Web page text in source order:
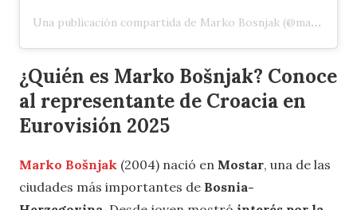
Una publicación compartida de Marko Bosnjak (@markobosnjaak)
¿Quién es Marko Bošnjak? Conoce
al representante de Croacia en
Eurovisión 2025
Marko Bošnjak (2004) nació en Mostar, una de las
ciudades más importantes de Bosnia-